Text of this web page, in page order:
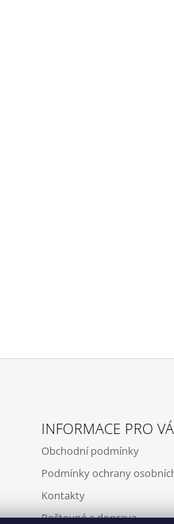
INFORMACE PRO
Obchodní podmínky
Podmínky ochrany
Kontakty
Poštovné a doprava